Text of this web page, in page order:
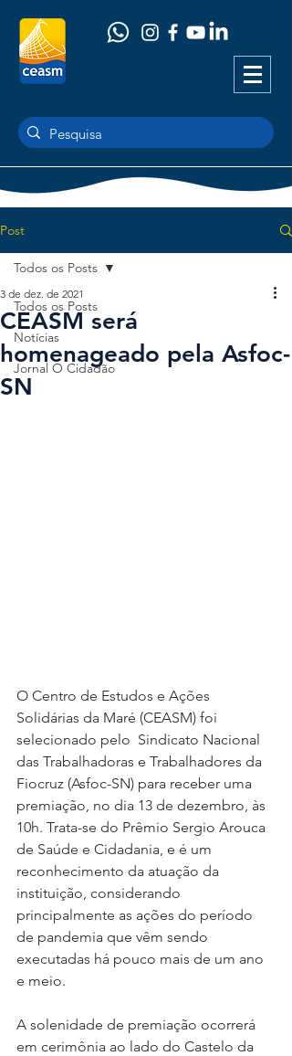
Post
Todos os Posts
Notícias
Jornal O Cidadão
Todos os Posts
CEASM será
homenageado pela Asfoc-
SN
3 de dez. de 2021
O Centro de Estudos e Ações
Solidárias da Maré (CEASM) foi
selecionado pelo  Sindicato Nacional
das Trabalhadoras e Trabalhadores da
Fiocruz (Asfoc-SN) para receber uma
premiação, no dia 13 de dezembro, às
10h. Trata-se do Prêmio Sergio Arouca
de Saúde e Cidadania, e é um
reconhecimento da atuação da
instituição, considerando
principalmente as ações do período
de pandemia que vêm sendo
executadas há pouco mais de um ano
e meio.
A solenidade de premiação ocorrerá
em cerimônia ao lado do Castelo da